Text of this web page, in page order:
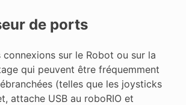
de ports
connexions sur le Robot ou sur la
qui peuvent être fréquemment
(telles que les joysticks
attache USB au roboRIO et